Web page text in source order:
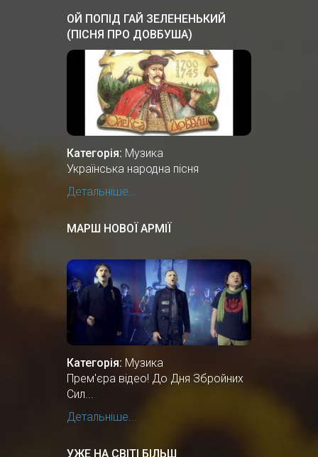
ОЙ ПОПІД ГАЙ ЗЕЛЕНЕНЬКИЙ
(ПІСНЯ ПРО ДОВБУША)
Категорія: Музика
Українська народна пісня
Детальніше...
МАРШ НОВОЇ АРМІЇ
Категорія: Музика
Прем'єра відео! До Дня Збройних
Сил...
Детальніше...
УЖЕ НА СВІТІ БІЛЬШ